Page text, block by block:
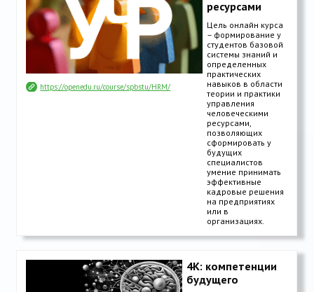
https://openedu.ru/course/spbstu/HRM/
ресурсами
Цель онлайн курса
– формирование у
студентов базовой
системы знаний и
определенных
практических
навыков в области
теории и практики
управления
человеческими
ресурсами,
позволяющих
сформировать у
будущих
специалистов
умение принимать
эффективные
кадровые решения
на предприятиях
или в
организациях.
4К: компетенции
будущего